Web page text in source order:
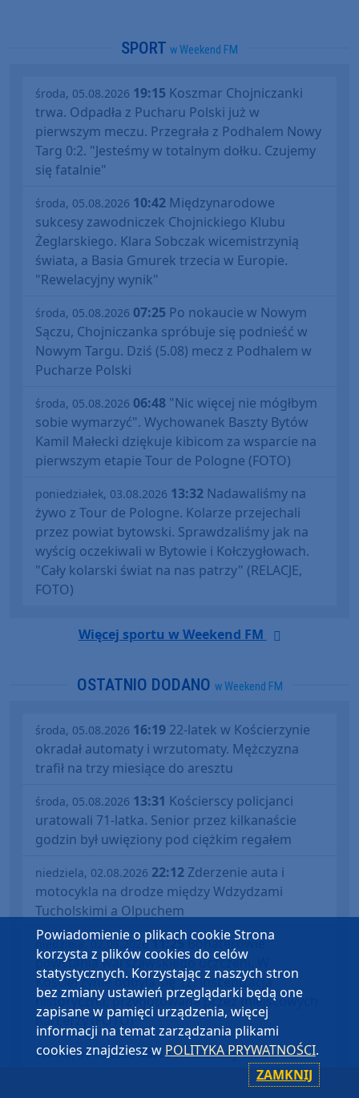
SPORT w Weekend FM
środa, 05.08.2026 19:15 Koszmar Chojniczanki
trwa. Odpadła z Pucharu Polski już w
pierwszym meczu. Przegrała z Podhalem Nowy
Targ 0:2. "Jesteśmy w totalnym dołku. Czujemy
się fatalnie"
środa, 05.08.2026 10:42 Międzynarodowe
sukcesy zawodniczek Chojnickiego Klubu
Żeglarskiego. Klara Sobczak wicemistrzynią
świata, a Basia Gmurek trzecia w Europie.
"Rewelacyjny wynik"
środa, 05.08.2026 07:25 Po nokaucie w Nowym
Sączu, Chojniczanka spróbuje się podnieść w
Nowym Targu. Dziś (5.08) mecz z Podhalem w
Pucharze Polski
środa, 05.08.2026 06:48 "Nic więcej nie mógłbym
sobie wymarzyć". Wychowanek Baszty Bytów
Kamil Małecki dziękuje kibicom za wsparcie na
pierwszym etapie Tour de Pologne (FOTO)
poniedziałek, 03.08.2026 13:32 Nadawaliśmy na
żywo z Tour de Pologne. Kolarze przejechali
przez powiat bytowski. Sprawdzaliśmy jak na
wyścig oczekiwali w Bytowie i Kołczygłowach.
"Cały kolarski świat na nas patrzy" (RELACJE,
FOTO)
Więcej sportu w Weekend FM
OSTATNIO DODANO w Weekend FM
środa, 05.08.2026 16:19 22-latek w Kościerzynie
okradał automaty i wrzutomaty. Mężczyzna
trafił na trzy miesiące do aresztu
środa, 05.08.2026 13:31 Kościerscy policjanci
uratowali 71-latka. Senior przez kilkanaście
godzin był uwięziony pod ciężkim regałem
niedziela, 02.08.2026 22:12 Zderzenie auta i
motocykla na drodze między Wdzydzami
Tucholskimi a Olpuchem
niedziela, 02.08.2026 11:25Bohaterowie
powstania warszawskiego uczczeni. W
Kościerzynie odbyła się 12. inscenizacja
historyczna, przygotowana przez miejscowych
harcerzy (FOTO)
sobota, 01.08.2026 08:15Kościerscy harcerze
uczczą 82. rocznicę wybuchu powstania
warszawskiego. Inscenizacja dziś (1.08) na
Powiadomienie o plikach cookie Strona
korzysta z plików cookies do celów
statystycznych. Korzystając z naszych stron
bez zmiany ustawień przeglądarki będą one
zapisane w pamięci urządzenia, więcej
informacji na temat zarządzania plikami
cookies znajdziesz w POLITYKA PRYWATNOŚCI.
ZAMKNIJ